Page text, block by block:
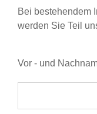
Bei bestehendem
werden Sie Teil
Vor - und